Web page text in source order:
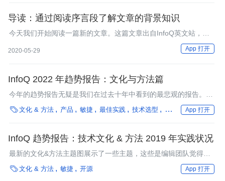
ROI，定义团队和在组织结构和系统内锚定Scrum，等等。
导读：通过阅读序言段了解文章的背景知识
今天我们开始阅读一篇新的文章。这篇文章出自InfoQ英文站，主
要探讨了开源给科技创新能力和组织敏捷性带来的好处。
2020-05-29 App 打开
InfoQ 2022 年趋势报告：文化与方法篇
今年的趋势报告无疑是我们在过去十年中看到的最悲观的报告。我
们去年看到的一些趋势遇到了坎坷和障碍，一些早期的文化成就有
所倒退。
文化 & 方法 产品 敏捷 最佳实践 技术选型 企业动态 方法论
App 打开
InfoQ 趋势报告：技术文化 & 方法 2019 年实践状况
最新的文化&方法主题图展示了一些主题，这些是编辑团队觉得正
在变得有吸引力的主题，应该在2019年初探索一下。
文化 & 方法 敏捷 开源 App 打开